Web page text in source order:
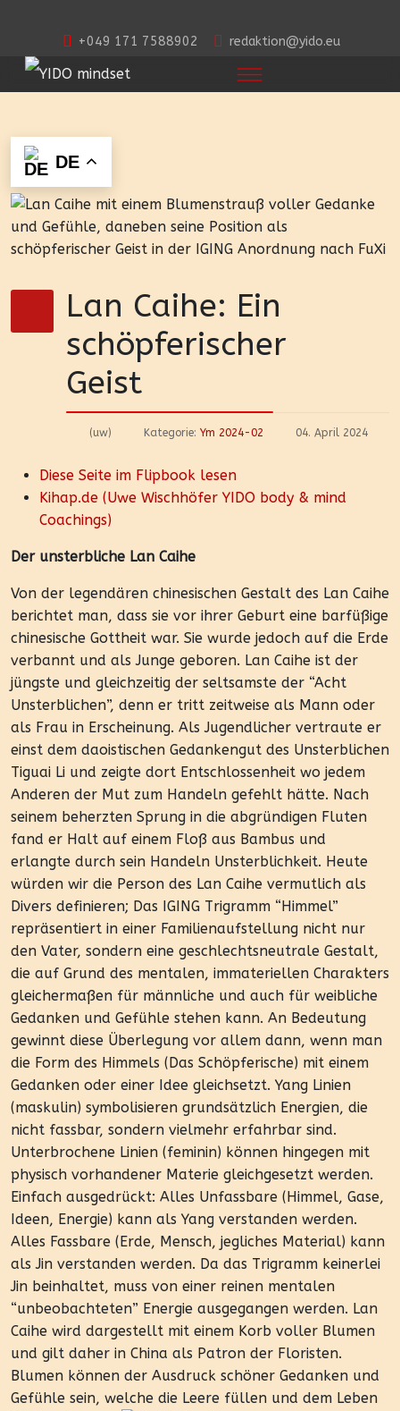
+049 171 7588902 redaktion@yido.eu
DE
Lan Caihe: Ein
schöpferischer
Geist
(uw) Kategorie: Ym 2024-02 04. April 2024
Diese Seite im Flipbook lesen
Kihap.de (Uwe Wischhöfer YIDO body & mind
Coachings)
Der unsterbliche Lan Caihe
Von der legendären chinesischen Gestalt des Lan Caihe
berichtet man, dass sie vor ihrer Geburt eine barfüßige
chinesische Gottheit war. Sie wurde jedoch auf die Erde
verbannt und als Junge geboren. Lan Caihe ist der
jüngste und gleichzeitig der seltsamste der “Acht
Unsterblichen”, denn er tritt zeitweise als Mann oder
als Frau in Erscheinung. Als Jugendlicher vertraute er
einst dem daoistischen Gedankengut des Unsterblichen
Tiguai Li und zeigte dort Entschlossenheit wo jedem
Anderen der Mut zum Handeln gefehlt hätte. Nach
seinem beherzten Sprung in die abgründigen Fluten
fand er Halt auf einem Floß aus Bambus und
erlangte durch sein Handeln Unsterblichkeit. Heute
würden wir die Person des Lan Caihe vermutlich als
Divers definieren; Das IGING Trigramm “Himmel”
repräsentiert in einer Familienaufstellung nicht nur
den Vater, sondern eine geschlechtsneutrale Gestalt,
die auf Grund des mentalen, immateriellen Charakters
gleichermaßen für männliche und auch für weibliche
Gedanken und Gefühle stehen kann. An Bedeutung
gewinnt diese Überlegung vor allem dann, wenn man
die Form des Himmels (Das Schöpferische) mit einem
Gedanken oder einer Idee gleichsetzt. Yang Linien
(maskulin) symbolisieren grundsätzlich Energien, die
nicht fassbar, sondern vielmehr erfahrbar sind.
Unterbrochene Linien (feminin) können hingegen mit
physisch vorhandener Materie gleichgesetzt werden.
Einfach ausgedrückt: Alles Unfassbare (Himmel, Gase,
Ideen, Energie) kann als Yang verstanden werden.
Alles Fassbare (Erde, Mensch, jegliches Material) kann
als Jin verstanden werden. Da das Trigramm keinerlei
Jin beinhaltet, muss von einer reinen mentalen
“unbeobachteten” Energie ausgegangen werden. Lan
Caihe wird dargestellt mit einem Korb voller Blumen
und gilt daher in China als Patron der Floristen.
Blumen können der Ausdruck schöner Gedanken und
Gefühle sein, welche die Leere füllen und dem Leben